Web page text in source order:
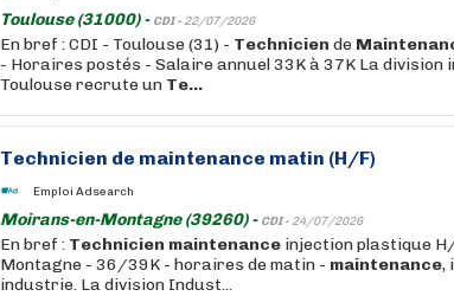
Toulouse (31000) - CDI - 22/07/2026
En bref : CDI - Toulouse (31) - Technicien de
- Horaires postés - Salaire annuel 33K à 37K La division
Toulouse recrute un Te...
Technicien de maintenance matin (H/F)
Emploi Adsearch
Moirans-en-Montagne (39260) - CDI - 24/07/2026
En bref : Technicien maintenance injection plastique
Montagne - 36/39K - horaires de matin - maintenance,
industrie. La division Indust...